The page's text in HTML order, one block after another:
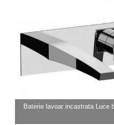
Baterie lavoar incastrata Luce